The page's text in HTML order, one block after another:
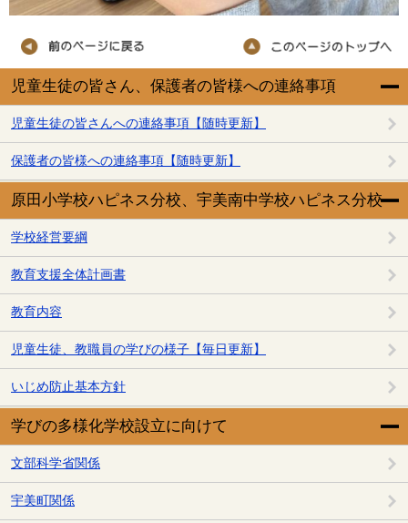
児童生徒の皆さん、保護者の皆様への連絡事項
児童生徒の皆さんへの連絡事項【随時更新】
保護者の皆様への連絡事項【随時更新】
原田小学校ハピネス分校、宇美南中学校ハピネス分校
学校経営要綱
教育支援全体計画書
教育内容
児童生徒、教職員の学びの様子【毎日更新】
いじめ防止基本方針
学びの多様化学校設立に向けて
文部科学省関係
宇美町関係